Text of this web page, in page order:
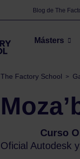
Másters
Blog de The
The Factory School >
Curso
Oficial Autodesk